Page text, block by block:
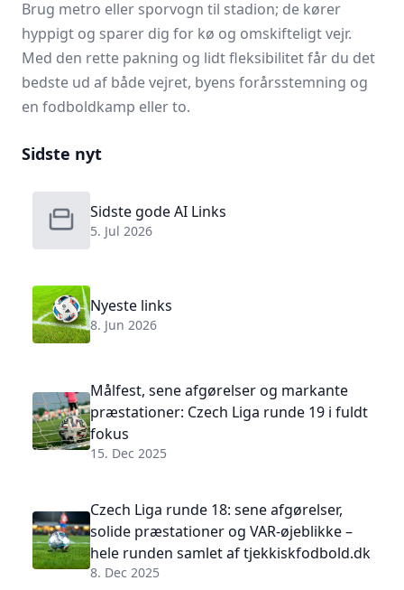
Brug metro eller sporvogn til stadion; de kører
hyppigt og sparer dig for kø og omskifteligt vejr.
Med den rette pakning og lidt fleksibilitet får du det
bedste ud af både vejret, byens forårsstemning og
en fodboldkamp eller to.
Sidste nyt
Sidste gode AI Links
5. Jul 2026
Nyeste links
8. Jun 2026
Målfest, sene afgørelser og markante
præstationer: Czech Liga runde 19 i fuldt
fokus
15. Dec 2025
Czech Liga runde 18: sene afgørelser,
solide præstationer og VAR-øjeblikke –
hele runden samlet af tjekkiskfodbold.dk
8. Dec 2025